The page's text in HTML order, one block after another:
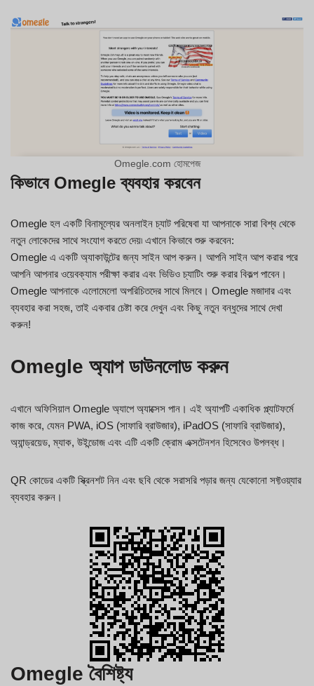
Omegle.com হোমপেজ
কিভাবে Omegle ব্যবহার করবেন
Omegle হল একটি বিনামূল্যের অনলাইন চ্যাট পরিষেবা যা আপনাকে সারা বিশ্ব থেকে
নতুন লোকেদের সাথে সংযোগ করতে দেয়৷ এখানে কিভাবে শুরু করবেন:
Omegle এ একটি অ্যাকাউন্টের জন্য সাইন আপ করুন। আপনি সাইন আপ করার পরে
আপনি আপনার ওয়েবক্যাম পরীক্ষা করার এবং ভিডিও চ্যাটিং শুরু করার বিকল্প পাবেন।
Omegle আপনাকে এলোমেলো অপরিচিতদের সাথে মিলবে। Omegle মজাদার এবং
ব্যবহার করা সহজ, তাই একবার চেষ্টা করে দেখুন এবং কিছু নতুন বন্ধুদের সাথে দেখা
করুন!
Omegle অ্যাপ ডাউনলোড করুন
এখানে অফিসিয়াল Omegle অ্যাপে অ্যাক্সেস পান। এই অ্যাপটি একাধিক প্ল্যাটফর্মে
কাজ করে, যেমন PWA, iOS (সাফারি ব্রাউজার), iPadOS (সাফারি ব্রাউজার),
অ্যান্ড্রয়েড, ম্যাক, উইন্ডোজ এবং এটি একটি ক্রোম এক্সটেনশন হিসেবেও উপলব্ধ।
QR কোডের একটি স্ক্রিনশট নিন এবং ছবি থেকে সরাসরি পড়ার জন্য যেকোনো সফ্টওয়্যার
ব্যবহার করুন।
Omegle বৈশিষ্ট্য